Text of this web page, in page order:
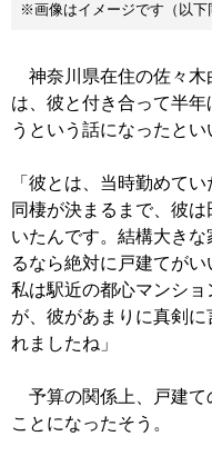
※画像はイメージです（以下
神奈川県在住の佐々木
は、彼と付き合って半
うという話になったとい
「彼とは、当時勤めて
同棲が決まるまで、彼
いたんです。結構大き
るなら絶対に戸建てがい
私は駅近の都心マンシ
が、彼があまりに真剣
れましたね」
予算の関係上、戸建て
ことになったそう。